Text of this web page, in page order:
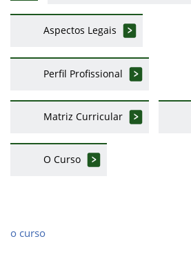
Aspectos Legais
Perfil Profissional
Matriz Curricular
O Curso
o curso